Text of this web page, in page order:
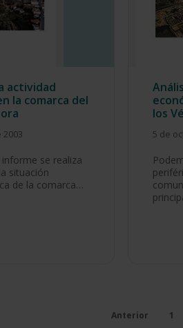
actividad
la comarca del
se realiza
situación
de la comarca…
los
5 de
Anterior 1